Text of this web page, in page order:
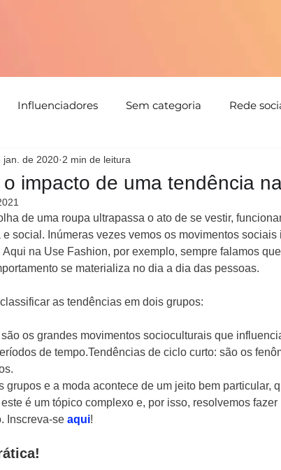
Influenciadores Sem categoria Rede
Tendências
Estampa Evento parceria
impacto de uma tendência
jan. de 2020 2 min de leitura
de uma roupa ultrapassa o ato de se vestir,
social. Inúmeras vezes vemos os movimentos
na Use Fashion, por exemplo, sempre falamos
se materializa no dia a dia das pessoas.
as tendências em dois grupos:
os grandes movimentos socioculturais que
de tempo.Tendências de ciclo curto: são os
grupos e a moda acontece de um jeito bem particular,
é um tópico complexo e, por isso, resolvemos
Inscreva-se aqui!